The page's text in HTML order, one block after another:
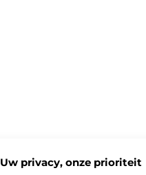
Uw privacy, onze prioriteit